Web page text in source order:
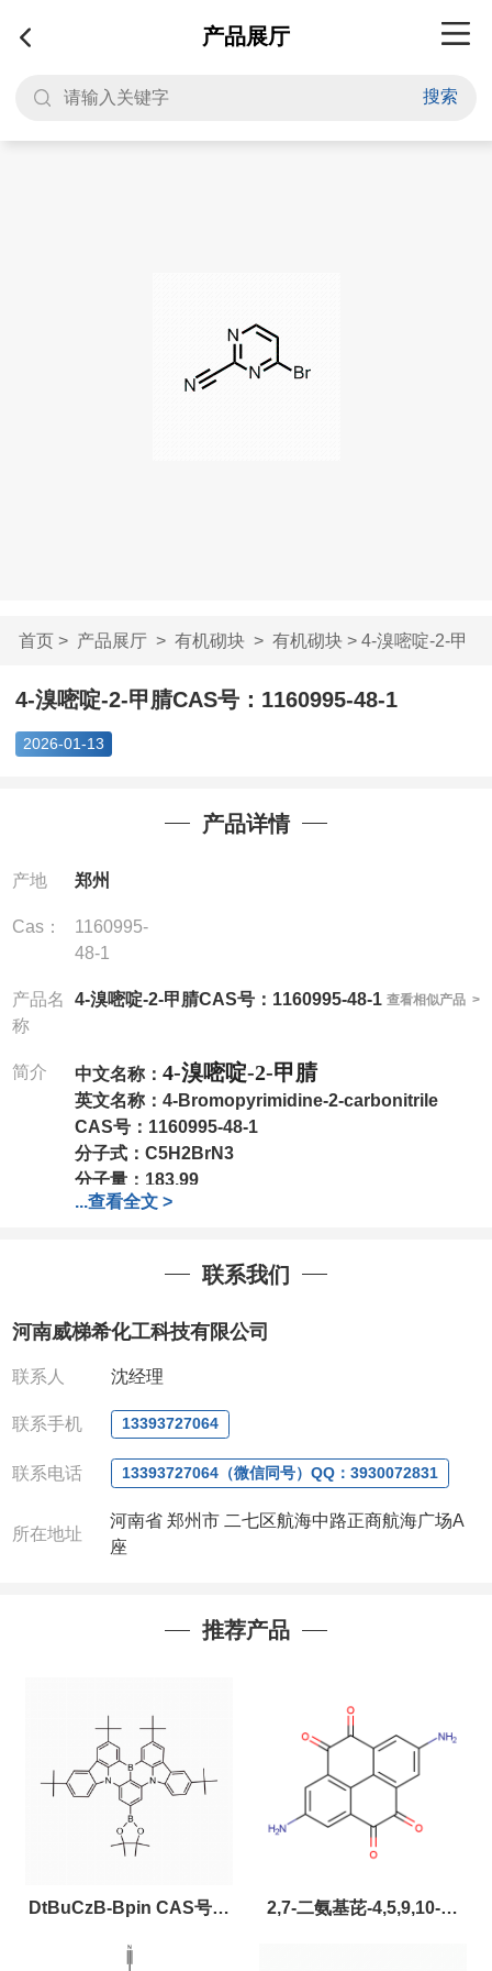
产品展厅
搜索
首页> 产品展厅> 有机砌块> 有机砌块> 4-溴嘧啶-2-甲
腈CAS号：116099...
4-溴嘧啶-2-甲腈CAS号：1160995-48-1
2026-01-13
产品详情
产地 郑州
Cas：
1160995-
48-1
产品名
称
4-溴嘧啶-2-甲腈CAS号：1160995-48-1 查看相似产品 >
简介 中文名称： 4-溴嘧啶-2-甲腈
英文名称： 4-Bromopyrimidine-2-carbonitrile
CAS号： 1160995-48-1
分子式： C5H2BrN3
分子量： 183.99
包装：1Mg ; 5Mg;10Mg ;100Mg;250Mg ;500Mg
我司对高校及科研单位先发货和
作中有用到的试剂,欢迎前来询购
电话:0371-63377391/13393727064
QQ:3930072831
:13393727064
联系人: 沈晓东(欢迎致电
...查看全文 >
联系我们
河南威梯希化工科技有限公司
联系人 沈经理
联系手机 13393727064
联系电话 13393727064（微信同号）QQ：3930072831
所在地址
河南省 郑州市 二七区航海中路正商航海广场A
座
推荐产品
DtBuCzB-Bpin CAS号：
2643331-97-7
2,7-二氨基芘-4,5,9,10-四